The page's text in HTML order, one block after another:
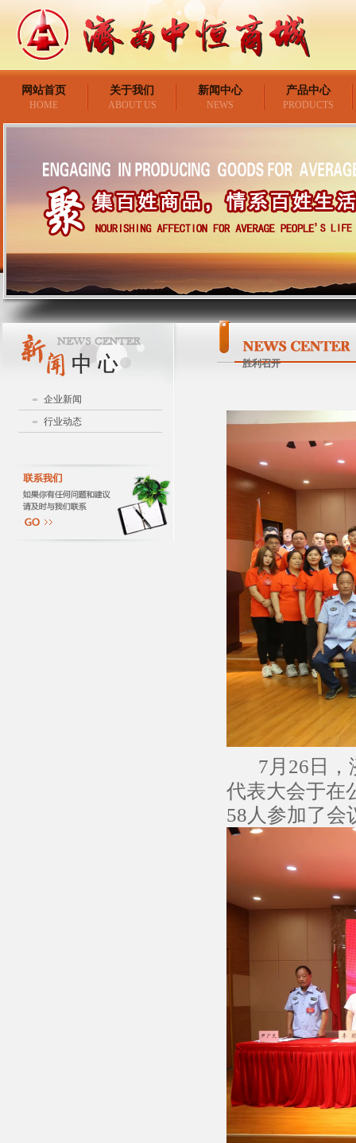
网站首页
HOME
关于我们
ABOUT US
新闻中心
NEWS
产品中心
PRODUCTS
企业新闻
行业动态
胜利召开
7月26日
代表大会于在
58人参加了会